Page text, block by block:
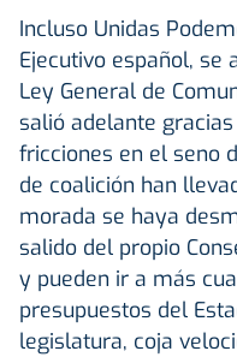
Incluso Unidas
Ejecutivo español, se
Ley General de
salió adelante
fricciones en el seno
de coalición han
morada se haya
salido del propio
y pueden ir a más
presupuestos del
legislatura, coja